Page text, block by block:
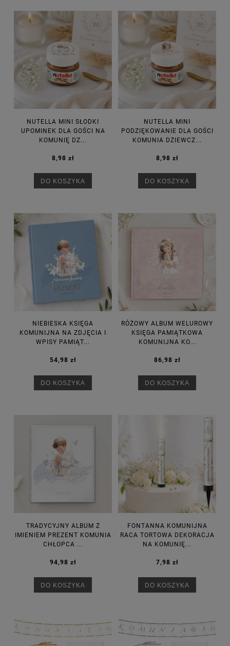
NUTELLA MINI SŁODKI
UPOMINEK DLA GOŚCI NA
KOMUNIĘ DZ...
8,98 zł
DO KOSZYKA
NUTELLA MINI
PODZIĘKOWANIE DLA GOŚCI
KOMUNIA DZIEWCZ...
8,98 zł
DO KOSZYKA
NIEBIESKA KSIĘGA
KOMUNIJNA NA ZDJĘCIA I
WPISY PAMIĄT...
54,98 zł
DO KOSZYKA
RÓŻOWY ALBUM WELUROWY
KSIĘGA PAMIĄTKOWA
KOMUNIJNA KO...
86,98 zł
DO KOSZYKA
TRADYCYJNY ALBUM Z
IMIENIEM PREZENT KOMUNIA
CHŁOPCA ...
94,98 zł
DO KOSZYKA
FONTANNA KOMUNIJNA
RACA TORTOWA DEKORACJA
NA KOMUNIĘ...
7,98 zł
DO KOSZYKA